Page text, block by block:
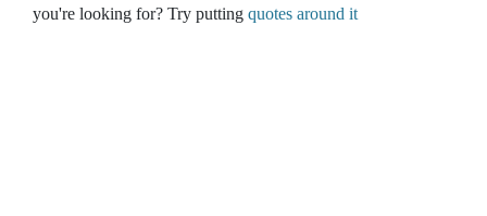
you're looking for? Try putting quotes around it